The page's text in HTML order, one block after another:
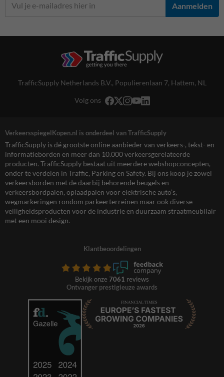
Aanmelden
TrafficSupply Netherlands B.V., Populierenlaan 7, Hattem, NL
Volg ons
VerkeersspiegelKopen.nl is onderdeel van TrafficSupply
TrafficSupply is dé grootste online aanbieder van verkeers-, tekst- en
informatieborden en meer dan 10.000 verkeersgerelateerde
producten. TrafficSupply bestaat uit meerdere webshopconcepten,
onder te verdelen in Traffic, Parking en Safety. Bij ons koop je zowel
verkeersborden met de daarbij behorende beugels en
verkeersbordpalen, oplaadpalen voor elektrische auto’s,
wegmarkeringen rondom parkeerterreinen maar ook diverse
veiligheidsproducten voor de industrie en duurzaam straatmeubilair
met een mooi design.
Klantbeoordelingen
Bekijk onze 7061 reviews
Ontvanger prestigieuze awards